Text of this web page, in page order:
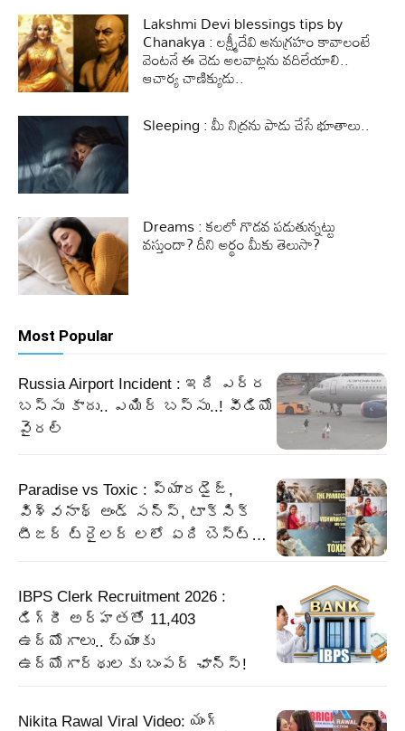
Lakshmi Devi blessings tips by
Chanakya : లక్ష్మీదేవి అనుగ్రహం కావాలంటే
వెంటనే ఈ చెడు అలవాట్లను వదిలేయాలి..
ఆచార్య చాణిక్యుడు..
Sleeping : మీ నిద్రను పాడు చేసే భూతాలు..
Dreams : కలలో గొడవ పడుతున్నట్టు
వస్తుందా? దీని అర్థం మీకు తెలుసా?
Most Popular
Russia Airport Incident : ఇది ఎర్ర
బస్సు కాదు.. ఎయిర్ బస్సు..! వీడియో
వైరల్
Paradise vs Toxic : ప్యారడైజ్,
విశ్వనాథ్ అండ్ సన్స్, టాక్సిక్
టీజర్ ట్రైలర్ లలో ఏది బెస్ట్…
IBPS Clerk Recruitment 2026 :
డిగ్రీ అర్హతతో 11,403
ఉద్యోగాలు.. బ్యాంకు
ఉద్యోగార్థులకు బంపర్‌ ఛాన్స్‌!
Nikita Rawal Viral Video: యంగ్